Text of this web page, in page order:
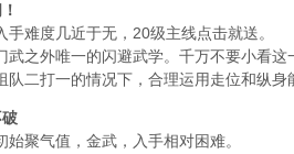
难度几近于无，20级主线点击就送。
之外唯一的闪避武学。千万不要小看
二打一的情况下，合理运用走位和纵身
聚气值，金武，入手相对困难。